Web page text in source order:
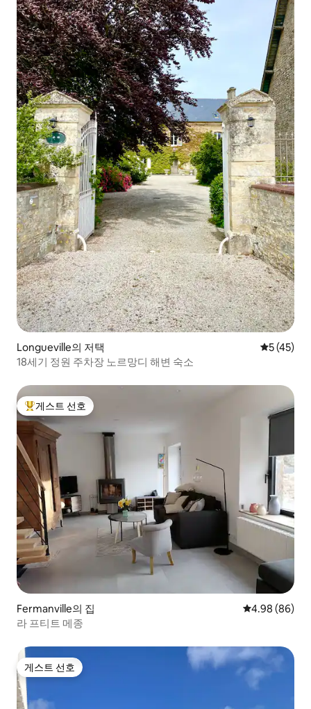
Longueville의 저택 평점 5점
5 (45)
18세기 정원 주차장 노르망디 해변 숙소
상위 게스트 선호
게스트 선호
Fermanville의 집 평점 4.98점(5
4.98 (86)
라 프티트 메종
게스트 선호
게스트 선호